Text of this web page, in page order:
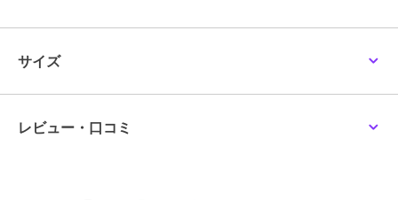
ビジネスシーンにも対応できる洗練されたデザインが特徴で、ショッ
ピングやランチ、荷物の多いお出かけにも活躍します。
＜CMH（クロモエイチ）＞
サイズ
レビュー・口コミ